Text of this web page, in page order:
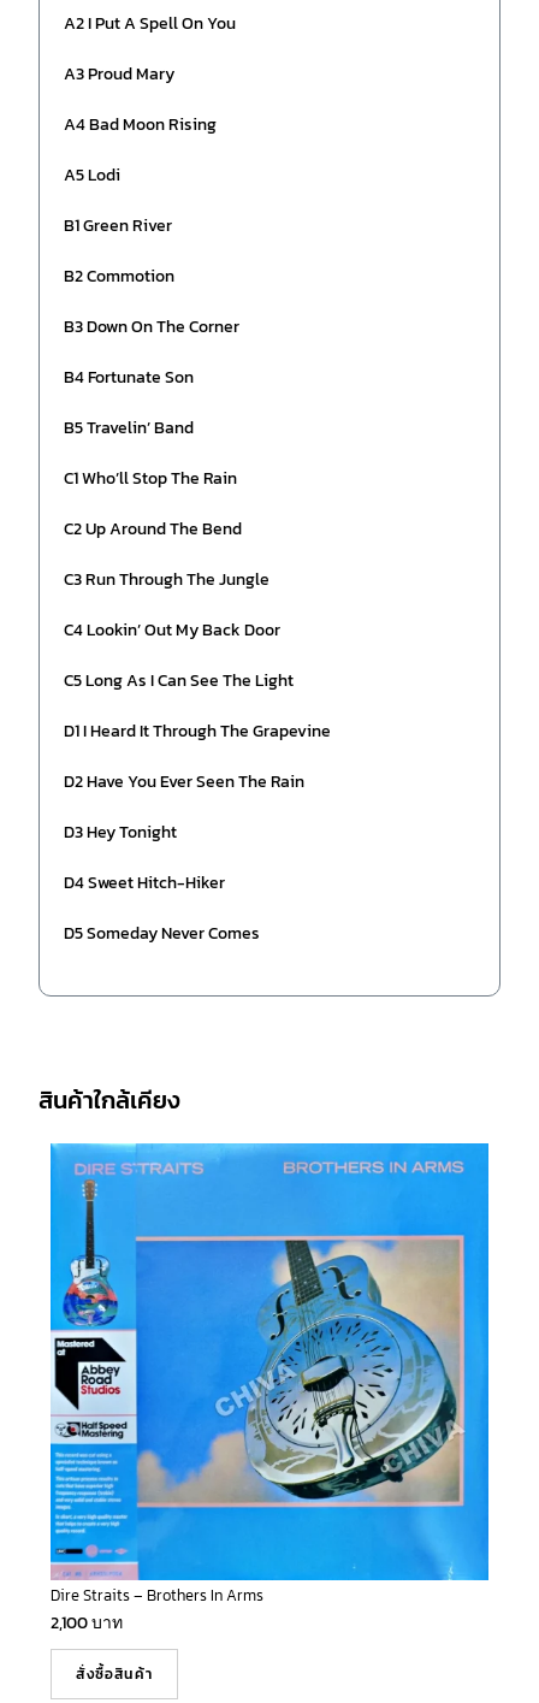
A2 I Put A Spell On You
A3 Proud Mary
A4 Bad Moon Rising
A5 Lodi
B1 Green River
B2 Commotion
B3 Down On The Corner
B4 Fortunate Son
B5 Travelin’ Band
C1 Who’ll Stop The Rain
C2 Up Around The Bend
C3 Run Through The Jungle
C4 Lookin’ Out My Back Door
C5 Long As I Can See The Light
D1 I Heard It Through The Grapevine
D2 Have You Ever Seen The Rain
D3 Hey Tonight
D4 Sweet Hitch-Hiker
D5 Someday Never Comes
สินค้าใกล้เคียง
Dire Straits – Brothers In Arms
2,100บาท
สั่งซื้อสินค้า